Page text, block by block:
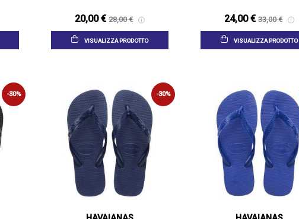
20,00 € 28,00 €
VISUALIZZA PRODOTTO
24,00 € 33,00 €
VISUALIZZA PRODOTTO
-30% -30%